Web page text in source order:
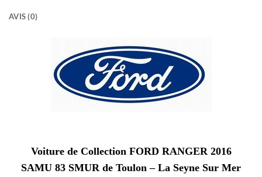
AVIS (0)
Voiture de Collection FORD RANGER 2016
SAMU 83 SMUR de Toulon – La Seyne Sur Mer